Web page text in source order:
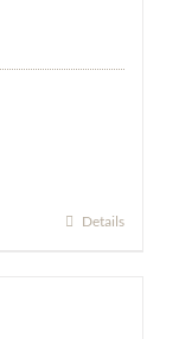
Details